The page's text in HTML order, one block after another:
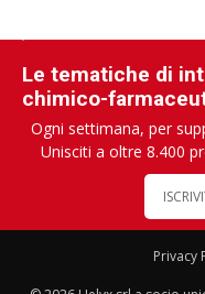
Le tematiche di
chimico-
Ogni settimana, per
Unisciti a oltre 8.400
Privacy